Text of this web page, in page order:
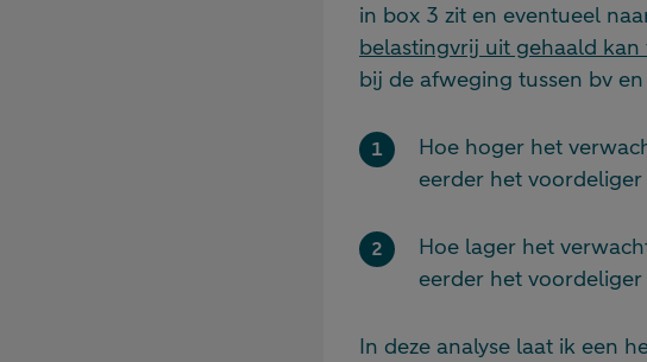
in box 3 zit en eventueel
belastingvrij uit gehaald
bij de afweging tussen bv
Hoe hoger het
eerder het
Hoe lager het
eerder het
In deze analyse laat ik een